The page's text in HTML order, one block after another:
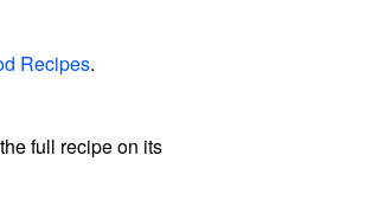
Recipes.
full recipe on its